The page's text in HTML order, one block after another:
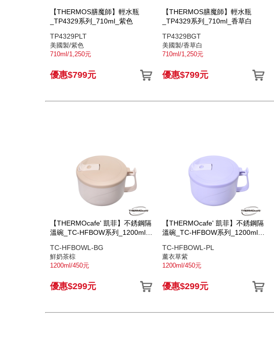
【THERMOS膳魔師】輕水瓶
_TP4329系列_710ml_紫色
TP4329PLT
美國製/紫色
710ml/1,250元
優惠$799元
【THERMOS膳魔師】輕水瓶
_TP4329系列_710ml_香草白
TP4329BGT
美國製/香草白
710ml/1,250元
優惠$799元
【THERMOcafe' 凱菲】不銹鋼隔
溫碗_TC-HFBOW系列_1200ml_
TC-HFBOWL-BG
鮮奶茶棕
1200ml/450元
優惠$299元
【THERMOcafe' 凱菲】不銹鋼隔
溫碗_TC-HFBOW系列_1200ml_
TC-HFBOWL-PL
薰衣草紫
1200ml/450元
優惠$299元